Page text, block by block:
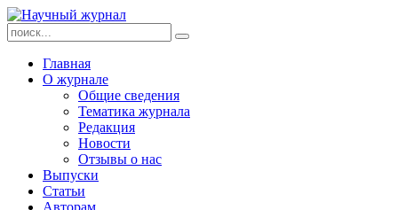
Главная
О журнале
Общие сведения
Тематика журнала
Редакция
Новости
Отзывы о нас
Выпуски
Статьи
Авторам